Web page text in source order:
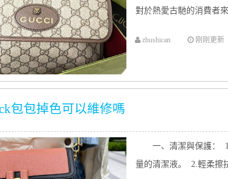
對於熱愛古馳的消費者
zhushican 刚刚更新
包包掉色可以維修嗎
一、清潔與保護：
量的清潔液。 2.輕柔擦